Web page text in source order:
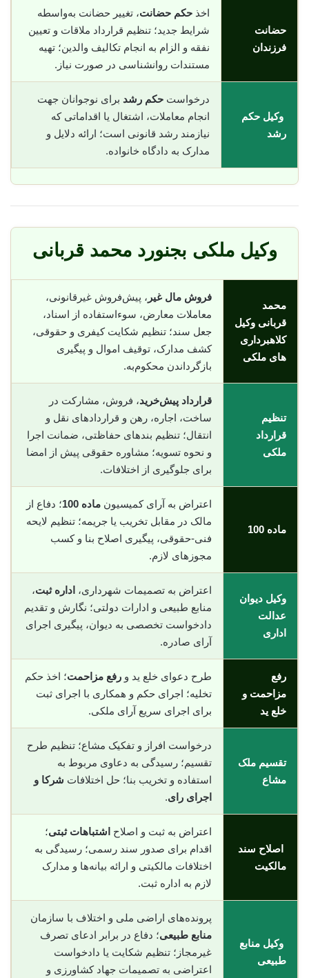
حضانت
فرزندان
اخذ حکم حضانت، تغییر حضانت به‌واسطه
شرایط جدید؛ تنظیم قرارداد ملاقات و تعیین
نفقه و الزام به انجام تکالیف والدین؛ تهیه
مستندات روانشناسی در صورت نیاز.
وکیل حکم
رشد
درخواست حکم رشد برای نوجوانان جهت
انجام معاملات، اشتغال یا اقداماتی که
نیازمند رشد قانونی است؛ ارائه دلایل و
مدارک به دادگاه خانواده.
وکیل ملکی بجنورد محمد قربانی
محمد
قربانی وکیل
کلاهبرداری
های ملکی
فروش مال غیر ، پیش‌فروش غیرقانونی،
معاملات معارض، سوء‌استفاده از اسناد،
جعل سند؛ تنظیم شکایت کیفری و حقوقی،
کشف مدارک، توقیف اموال و پیگیری
بازگرداندن محکوم‌به.
تنظیم
قرارداد
ملکی
قرارداد پیش‌خرید، فروش، مشارکت در
ساخت، اجاره، رهن و قراردادهای نقل و
انتقال؛ تنظیم بندهای حفاظتی، ضمانت اجرا
و نحوه تسویه؛ مشاوره حقوقی پیش از امضا
برای جلوگیری از اختلافات.
ماده 100
اعتراض به آرای کمیسیون ماده 100
؛ دفاع از
مالک در مقابل تخریب یا جریمه؛ تنظیم لایحه
فنی-حقوقی، پیگیری اصلاح بنا و کسب
مجوزهای لازم.
وکیل دیوان
عدالت
اداری
اعتراض به تصمیمات شهرداری، اداره ثبت،
منابع طبیعی و ادارات دولتی؛ نگارش و تقدیم
دادخواست تخصصی به دیوان، پیگیری اجرای
آرای صادره.
رفع
مزاحمت و
خلع ید
طرح دعوای خلع ید و رفع مزاحمت؛ اخذ حکم
تخلیه؛ اجرای حکم و همکاری با اجرای ثبت
برای اجرای سریع آرای ملکی.
تقسیم ملک
مشاع
درخواست افراز و تفکیک مشاع؛ تنظیم طرح
تقسیم؛ رسیدگی به دعاوی مربوط به
استفاده و تخریب بنا؛ حل اختلافات شرکا و
اجرای رای.
اصلاح سند
مالکیت
اعتراض به ثبت و اصلاح اشتباهات ثبتی؛
اقدام برای صدور سند رسمی؛ رسیدگی به
اختلافات مالکیتی و ارائه بیانه‌ها و مدارک
لازم به اداره ثبت.
وکیل منابع
طبیعی
پرونده‌های اراضی ملی و اختلاف با سازمان
منابع طبیعی؛ دفاع در برابر ادعای تصرف
غیرمجاز؛ تنظیم شکایت یا دادخواست
اعتراضی به تصمیمات جهاد کشاورزی و